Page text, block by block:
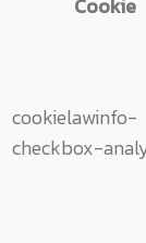
Cookie
cookielawinfo-
checkbox-